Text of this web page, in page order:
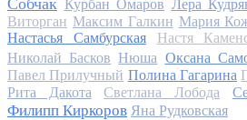
Курбан Омаров Лера
Виторган Максим Галкин Мария
Настасья Самбурская
Настя
Николай Басков Нюша Оксана
Павел Прилучный Полина Гагарина
Рита Дакота
Светлана Лобода
Филипп Киркоров Яна Рудковская